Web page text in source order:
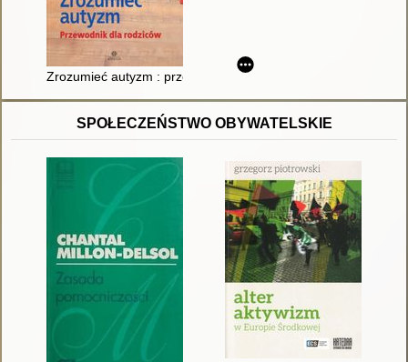
Zrozumieć autyzm : przewodnik dla rodziców
SPOŁECZEŃSTWO OBYWATELSKIE